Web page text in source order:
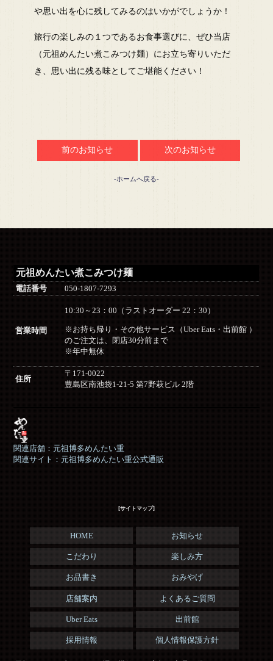
や思い出を心に残してみるのはいかがでしょうか！
旅行の楽しみの１つであるお食事選びに、ぜひ当店
（元祖めんたい煮こみつけ麺）にお立ち寄りいただ
き、思い出に残る味としてご堪能ください！
前のお知らせ 次のお知らせ
-ホームへ戻る-
元祖めんたい煮こみつけ麺
電話番号 050-1807-7293
営業時間
10:30～23：00（ラストオーダー 22：30）
※お持ち帰り・その他サービス（Uber Eats・出前館 ）
のご注文は、閉店30分前まで
※年中無休
住所
〒171-0022
豊島区南池袋1-21-5 第7野萩ビル 2階
関連店舗：元祖博多めんたい重
関連サイト：元祖博多めんたい重公式通販
[サイトマップ]
HOME お知らせ
こだわり 楽しみ方
お品書き おみやげ
店舗案内 よくあるご質問
Uber Eats 出前館
採用情報 個人情報保護方針